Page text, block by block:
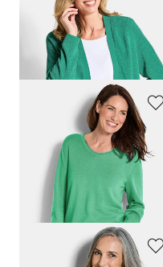
GOLDNER
Kurze Strickjacke aus
49,95 €69,95 €
29,95 € 59,95 €